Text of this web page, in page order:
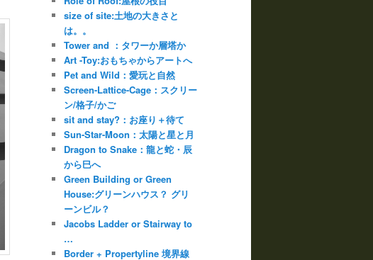
size of site:土地の大きさと
は。。
Tower and ：タワーか層塔か
Art -Toy:おもちゃからアートへ
Pet and Wild：愛玩と自然
Screen-Lattice-Cage：スクリー
ン/格子/かご
sit and stay?：お座り＋待て
Sun-Star-Moon：太陽と星と月
Dragon to Snake：龍と蛇・辰
から巳へ
Green Building or Green
House:グリーンハウス？ グリ
ーンビル？
Jacobs Ladder or Stairway to
…
Border + Propertyline 境界線